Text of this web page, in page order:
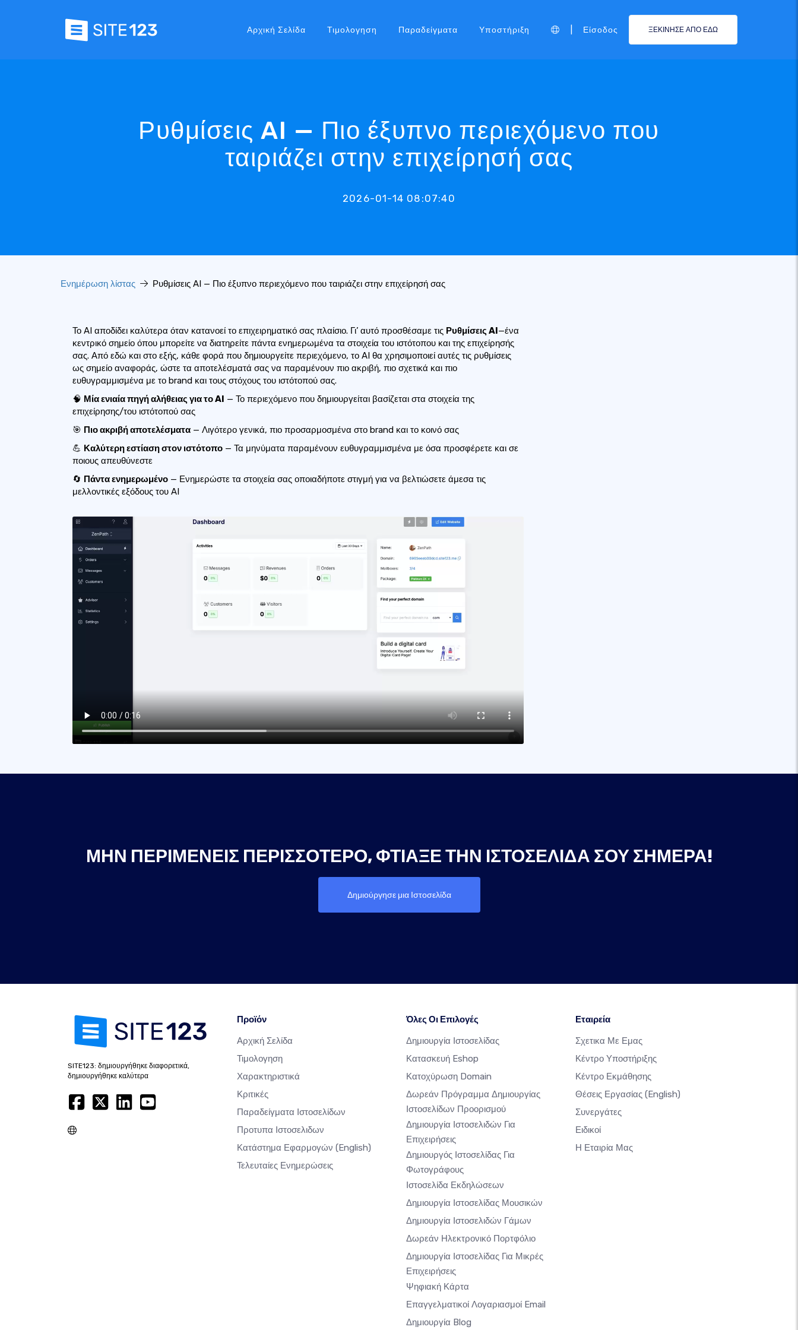
Αρχική Σελίδα Τιμολογηση Παραδείγματα Υποστήριξη Είσοδος ΞΕΚΙΝΗΣΕ ΑΠΟ ΕΔΩ
Ρυθμίσεις AI — Πιο έξυπνο περιεχόμενο που
ταιριάζει στην επιχείρησή σας
2026-01-14 08:07:40
Ενημέρωση λίστας Ρυθμίσεις AI — Πιο έξυπνο περιεχόμενο που ταιριάζει στην επιχείρησή σας
Το AI αποδίδει καλύτερα όταν κατανοεί το επιχειρηματικό σας πλαίσιο. Γι’ αυτό προσθέσαμε τις Ρυθμίσεις AI—ένα
κεντρικό σημείο όπου μπορείτε να διατηρείτε πάντα ενημερωμένα τα στοιχεία του ιστότοπου και της επιχείρησής
σας. Από εδώ και στο εξής, κάθε φορά που δημιουργείτε περιεχόμενο, το AI θα χρησιμοποιεί αυτές τις ρυθμίσεις
ως σημείο αναφοράς, ώστε τα αποτελέσματά σας να παραμένουν πιο ακριβή, πιο σχετικά και πιο
ευθυγραμμισμένα με το brand και τους στόχους του ιστότοπού σας.
🧠 Μία ενιαία πηγή αλήθειας για το AI — Το περιεχόμενο που δημιουργείται βασίζεται στα στοιχεία της
επιχείρησης/του ιστότοπού σας
🎯 Πιο ακριβή αποτελέσματα — Λιγότερο γενικά, πιο προσαρμοσμένα στο brand και το κοινό σας
💪 Καλύτερη εστίαση στον ιστότοπο — Τα μηνύματα παραμένουν ευθυγραμμισμένα με όσα προσφέρετε και σε
ποιους απευθύνεστε
🔄 Πάντα ενημερωμένο — Ενημερώστε τα στοιχεία σας οποιαδήποτε στιγμή για να βελτιώσετε άμεσα τις
μελλοντικές εξόδους του AI
ΜΗΝ ΠΕΡΙΜΈΝΕΙΣ ΠΕΡΙΣΣΌΤΕΡΟ, ΦΤΙΆΞΕ ΤΗΝ ΙΣΤΟΣΕΛΊΔΑ ΣΟΥ ΣΉΜΕΡΑ!
Δημιούργησε μια Ιστοσελίδα
SITE123: δημιουργήθηκε διαφορετικά,
δημιουργήθηκε καλύτερα
Προϊόν
Αρχική Σελίδα
Τιμολογηση
Χαρακτηριστικά
Κριτικές
Παραδείγματα Ιστοσελίδων
Προτυπα Ιστοσελιδων
Κατάστημα Εφαρμογών (English)
Τελευταίες Ενημερώσεις
Όλες Οι Επιλογές
Δημιουργία Ιστοσελίδας
Κατασκευή Eshop
Κατοχύρωση Domain
Δωρεάν Πρόγραμμα Δημιουργίας
Ιστοσελίδων Προορισμού
Δημιουργία Ιστοσελιδών Για
Επιχειρήσεις
Δημιουργός Ιστοσελίδας Για
Φωτογράφους
Ιστοσελίδα Εκδηλώσεων
Δημιουργία Ιστοσελίδας Μουσικών
Δημιουργία Ιστοσελιδών Γάμων
Δωρεάν Ηλεκτρονικό Πορτφόλιο
Δημιουργία Ιστοσελίδας Για Μικρές
Επιχειρήσεις
Ψηφιακή Κάρτα
Επαγγελματικοί Λογαριασμοί Email
Δημιουργία Blog
Εταιρεία
Σχετικα Με Εμας
Κέντρο Υποστήριξης
Κέντρο Εκμάθησης
Θέσεις Εργασίας (English)
Συνεργάτες
Ειδικοί
Η Εταιρία Μας